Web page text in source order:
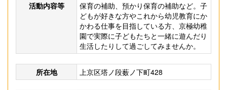
活動内容等
保育の補助、預かり保育の補助など。子
どもが好きな方やこれから幼児教育にか
かわる仕事を目指している方、京極幼稚
園で実際に子どもたちと一緒に遊んだり
生活したりして過ごしてみませんか。
所在地 上京区塔ノ段薮ノ下町428